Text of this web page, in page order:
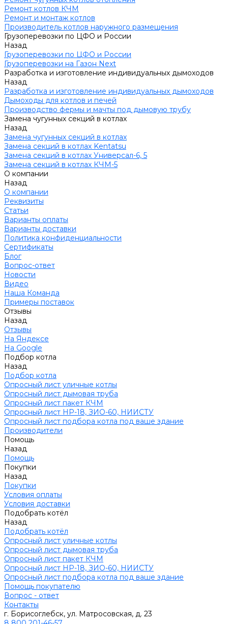
Ремонт котлов КЧМ
Ремонт и монтаж котлов
Производитель котлов наружного размещения
Грузоперевозки по ЦФО и России
Назад
Грузоперевозки по ЦФО и России
Грузоперевозки на Газон Next
Разработка и изготовление индивидуальных дымоходов
Назад
Разработка и изготовление индивидуальных дымоходов
Дымоходы для котлов и печей
Производство фермы и мачты под дымовую трубу
Замена чугунных секций в котлах
Назад
Замена чугунных секций в котлах
Замена секций в котлах Kentatsu
Замена секций в котлах Универсал-6, 5
Замена секций в котлах КЧМ-5
О компании
Назад
О компании
Реквизиты
Статьи
Варианты оплаты
Варианты доставки
Политика конфиденциальности
Сертификаты
Блог
Вопрос-ответ
Новости
Видео
Наша Команда
Примеры поставок
Отзывы
Назад
Отзывы
На Яндексе
На Google
Подбор котла
Назад
Подбор котла
Опросный лист уличные котлы
Опросный лист дымовая труба
Опросный лист пакет КЧМ
Опросный лист НР-18, ЗИО-60, НИИСТУ
Опросный лист подбора котла под ваше здание
Производители
Помощь
Назад
Помощь
Покупки
Назад
Покупки
Условия оплаты
Условия доставки
Подобрать котёл
Назад
Подобрать котёл
Опросный лист уличные котлы
Опросный лист дымовая труба
Опросный лист пакет КЧМ
Опросный лист НР-18, ЗИО-60, НИИСТУ
Опросный лист подбора котла под ваше здание
Помощь покупателю
Вопрос - ответ
Контакты
г. Борисоглебск, ул. Матросовская, д. 23